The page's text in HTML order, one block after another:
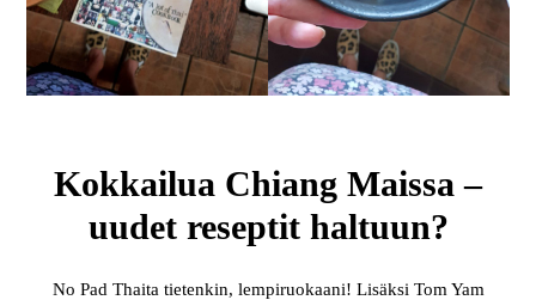
Kokkailua Chiang Maissa –
uudet reseptit haltuun?
No Pad Thaita tietenkin, lempiruokaani! Lisäksi Tom Yam